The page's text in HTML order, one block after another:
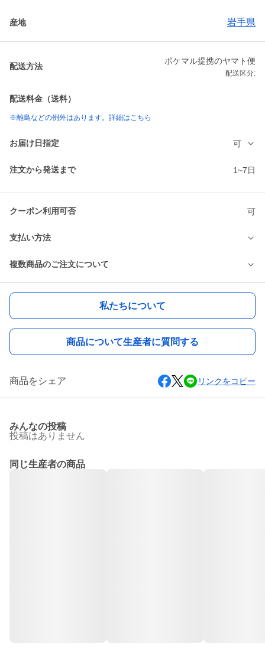
産地 岩手県
配送方法
ポケマル提携のヤマト便
配送区分:
配送料金（送料）
※離島などの例外はあります。詳細はこちら
お届け日指定 可
注文から発送まで 1~7日
クーポン利用可否 可
支払い方法
複数商品のご注文について
私たちについて
商品について生産者に質問する
商品をシェア リンクをコピー
みんなの投稿
投稿はありません
同じ生産者の商品